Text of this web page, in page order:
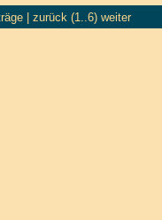
| zurück (1..6) weiter